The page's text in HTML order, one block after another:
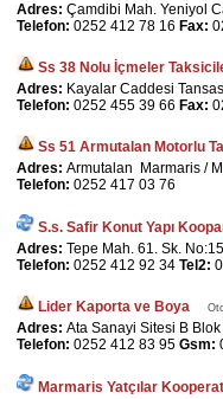
Adres: Çamdibi Mah. Yeniyol
Telefon: 0252 412 78 16 Fax:
Ss 38 Nolu İçmeler
Adres: Kayalar Caddesi
Telefon: 0252 455 39 66 Fax:
Ss 51 Armutalan Motorlu
Adres: Armutalan Marmaris /
Telefon: 0252 417 03 76
S.s. Safir Konut Yapı
Adres: Tepe Mah. 61. Sk.
Telefon: 0252 412 92 34 Tel2:
Lider Kaporta ve Boya
Adres: Ata Sanayi Sitesi B
Telefon: 0252 412 83 95 Gsm:
Marmaris Yatçılar